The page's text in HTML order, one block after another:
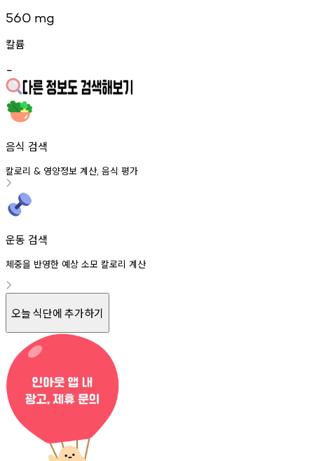
560 mg
칼륨
-
음식 검색
칼로리 & 영양정보 계산, 음식 평가
운동 검색
체중을 반영한 예상 소모 칼로리 계산
오늘 식단에 추가하기